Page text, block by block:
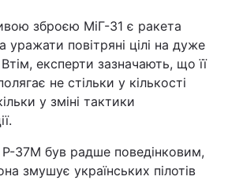
зброєю МіГ-31 є ракета
уражати повітряні цілі на дуже
Втім, експерти зазначають, що її
не стільки у кількості
у зміні тактики
37М був радше поведінковим,
змушує українських пілотів